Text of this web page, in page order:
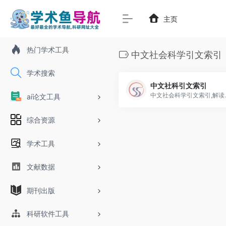
热门学术工具
学术搜索
ai论文工具
综合资源
学术工具
文献数据
期刊出版
科研软件工具
主页
中文社会科学引文索引
中文社科引文索引
中文社会